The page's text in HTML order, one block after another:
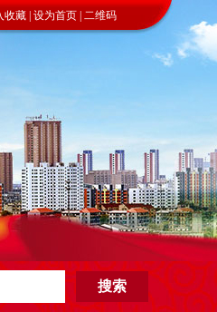
藏 | 设为首页 | 二维码